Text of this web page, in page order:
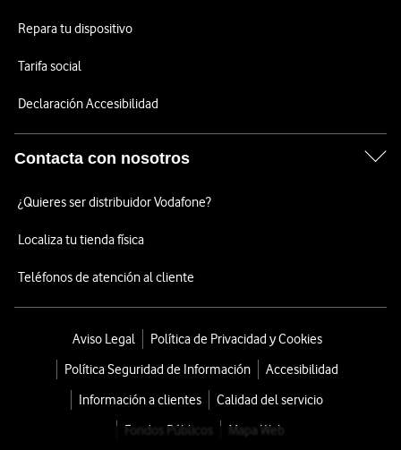
Repara tu dispositivo
Tarifa social
Declaración Accesibilidad
Contacta con nosotros
¿Quieres ser distribuidor Vodafone?
Localiza tu tienda física
Teléfonos de atención al cliente
Aviso Legal
Política de Privacidad y Cookies
Política Seguridad de Información
Accesibilidad
Información a clientes
Calidad del servicio
Fondos Públicos
Mapa Web